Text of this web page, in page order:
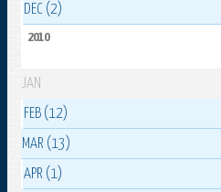
DEC (2)
2010
JAN
FEB (12)
MAR (13)
APR (1)